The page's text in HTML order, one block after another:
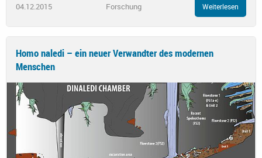
04.12.2015 Forschung Weiterlesen
Homo naledi – ein neuer Verwandter des modernen
Menschen